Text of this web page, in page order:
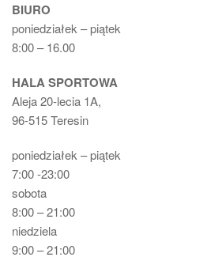
BIURO
poniedziałek – piątek
8:00 – 16.00
HALA SPORTOWA
Aleja 20-lecia 1A,
96-515 Teresin
poniedziałek – piątek
7:00 -23:00
sobota
8:00 – 21:00
niedziela
9:00 – 21:00